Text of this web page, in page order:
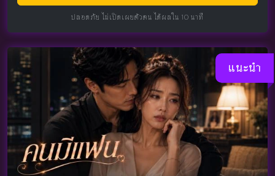
ปลอดภัย ไม่เปิดเผยตัวตน ได้ผลใน 10 นาที
แนะนำ